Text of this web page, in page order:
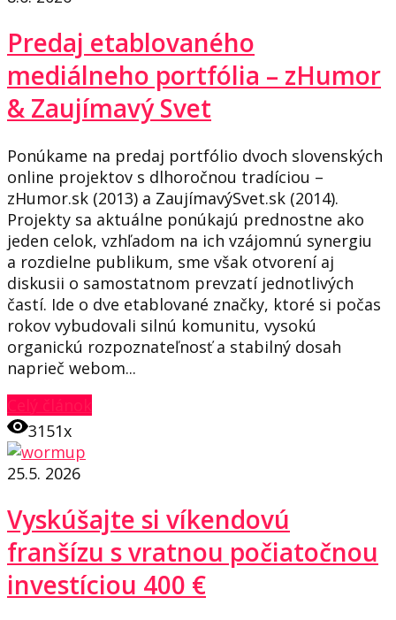
Predaj etablovaného
mediálneho portfólia – zHumor
& Zaujímavý Svet
Ponúkame na predaj portfólio dvoch slovenských
online projektov s dlhoročnou tradíciou –
zHumor.sk (2013) a ZaujímavýSvet.sk (2014).
Projekty sa aktuálne ponúkajú prednostne ako
jeden celok, vzhľadom na ich vzájomnú synergiu
a rozdielne publikum, sme však otvorení aj
diskusii o samostatnom prevzatí jednotlivých
častí. Ide o dve etablované značky, ktoré si počas
rokov vybudovali silnú komunitu, vysokú
organickú rozpoznateľnosť a stabilný dosah
naprieč webom...
Celý článok
3151x
25.5. 2026
Vyskúšajte si víkendovú
franšízu s vratnou počiatočnou
investíciou 400 €